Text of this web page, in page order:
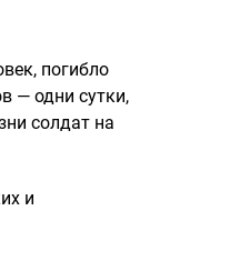
погибло
— одни сутки,
солдат на
и